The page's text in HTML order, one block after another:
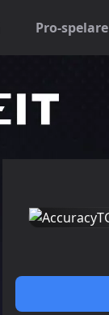
Pro-spelare